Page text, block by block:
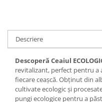
Descriere
Descoperă Ceaiul
revitalizant, perfect pentru
fiecare ceașcă. Obținut din
cultivate ecologic și
pungi ecologice pentru a